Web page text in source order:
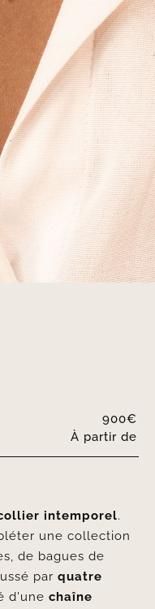
À partir de
900€
intemporel.
une collection
de bagues de
par quatre
d'une chaîne